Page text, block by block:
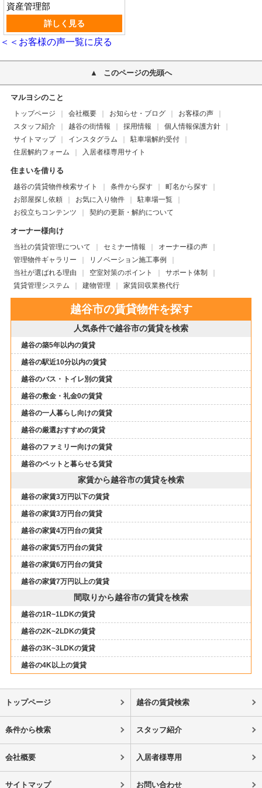
資産管理部
詳しく見る
＜＜お客様の声一覧に戻る
このページの先頭へ
マルヨシのこと
トップページ 会社概要 お知らせ・ブログ
お客様の声
スタッフ紹介
越谷の街情報 採用情報
個人情報保護方針
サイトマップ
インスタグラム
駐車場解約受付
住居解約フォーム
入居者様専用サイト
住まいを借りる
越谷の賃貸物件検索サイト 条件から探す
町名から探す
お部屋探し依頼
お気に入り物件
駐車場一覧
お役立ちコンテンツ
契約の更新・解約について
オーナー様向け
当社の賃貸管理について セミナー情報
オーナー様の声
管理物件ギャラリー
リノベーション施工事例
当社が選ばれる理由
空室対策のポイント
サポート体制
賃貸管理システム
建物管理 家賃回収業務代行
越谷市の賃貸物件を探す
人気条件で越谷市の賃貸を検索
越谷の築5年以内の賃貸
越谷の駅近10分以内の賃貸
越谷のバス・トイレ別の賃貸
越谷の敷金・礼金0の賃貸
越谷の一人暮らし向けの賃貸
越谷の厳選おすすめの賃貸
越谷のファミリー向けの賃貸
越谷のペットと暮らせる賃貸
家賃から越谷市の賃貸を検索
越谷の家賃3万円以下の賃貸
越谷の家賃3万円台の賃貸
越谷の家賃4万円台の賃貸
越谷の家賃5万円台の賃貸
越谷の家賃6万円台の賃貸
越谷の家賃7万円以上の賃貸
間取りから越谷市の賃貸を検索
越谷の1R~1LDKの賃貸
越谷の2K~2LDKの賃貸
越谷の3K~3LDKの賃貸
越谷の4K以上の賃貸
トップページ 越谷の賃貸検索
条件から検索 スタッフ紹介
会社概要 入居者様専用
サイトマップ お問い合わせ